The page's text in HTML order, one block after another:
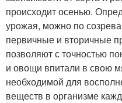
происходит осенью.
урожая, можно по
первичные и вторичные
позволяют с точностью
и овощи впитали в свою
необходимой для
веществ в организме